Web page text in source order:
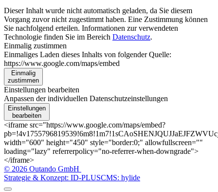
Dieser Inhalt wurde nicht automatisch geladen, da Sie diesem
Vorgang zuvor nicht zugestimmt haben. Eine Zustimmung können
Sie nachfolgend erteilen. Informationen zur verwendeten
Technologie finden Sie im Bereich Datenschutz.
Einmalig zustimmen
Einmaliges Laden dieses Inhalts von folgender Quelle:
https://www.google.com/maps/embed
Einmalig
zustimmen
Einstellungen bearbeiten
Anpassen der individuellen Datenschutzeinstellungen
Einstellungen
bearbeiten
<iframe src="https://www.google.com/maps/embed?
width="600" height="450" style="border:0;" allowfullscreen=""
loading="lazy" referrerpolicy="no-referrer-when-downgrade">
</iframe>
© 2026 Outando GmbH
Strategie & Konzept: ID-PLUSCMS: hylide